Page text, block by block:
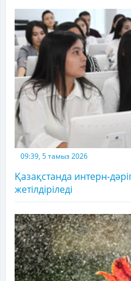
09:39, 5 тамыз 2026
Қазақстанда интерн-
жетілдіріледі